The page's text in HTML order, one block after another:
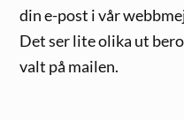
din e-post i vår
Det ser lite olika ut
valt på mailen.